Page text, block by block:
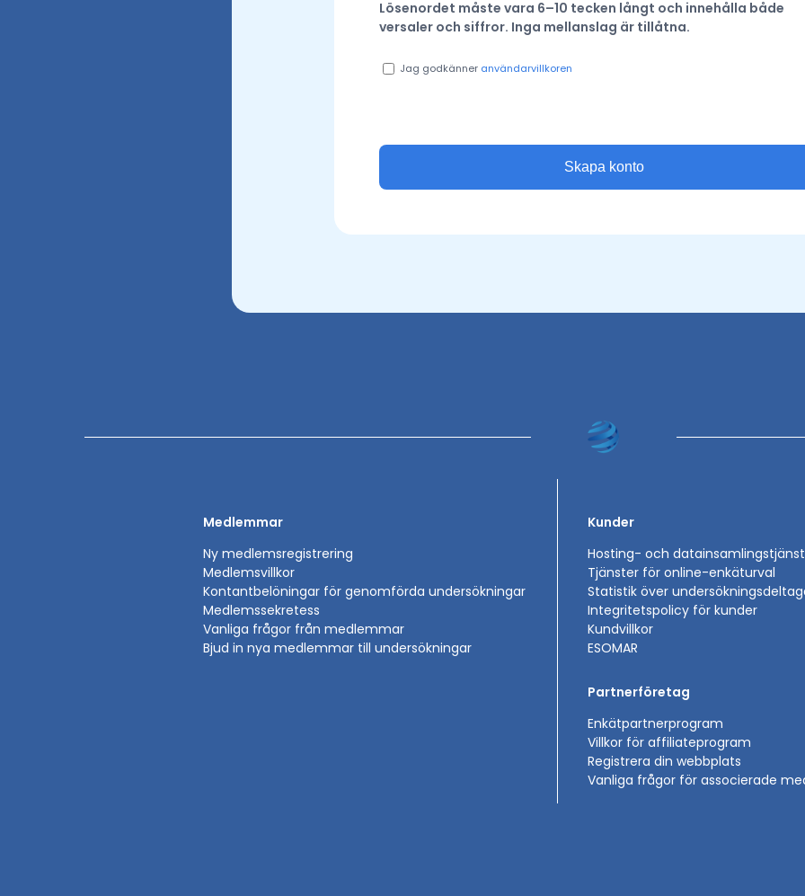
Lösenordet måste vara 6–10 tecken långt och innehålla både
versaler och siffror. Inga mellanslag är tillåtna.
Jag godkänner användarvillkoren
Medlemmar
Ny medlemsregistrering
Medlemsvillkor
Kontantbelöningar för genomförda undersökningar
Medlemssekretess
Vanliga frågor från medlemmar
Bjud in nya medlemmar till undersökningar
Kunder
Hosting- och
Tjänster för online-enkäturval
Statistik över
Integritetspolicy för kunder
Kundvillkor
ESOMAR
Partnerföretag
Enkätpartnerprogram
Villkor för affiliateprogram
Registrera din webbplats
Vanliga frågor för associerade